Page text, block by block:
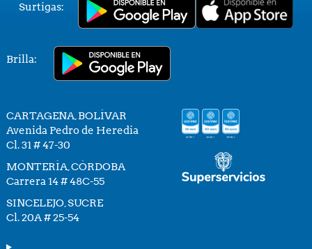
Surtigas:
Brilla:
CARTAGENA, BOLÍVAR
Avenida Pedro de Heredia
Cl. 31 # 47-30
MONTERÍA, CÓRDOBA
Carrera 14 # 48C-55
SINCELEJO, SUCRE
Cl. 20A # 25-54